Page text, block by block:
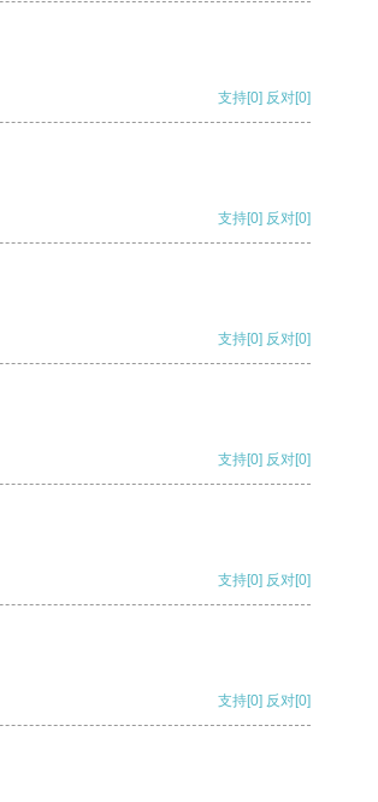
支持[0] 反对[0]
支持[0] 反对[0]
支持[0] 反对[0]
支持[0] 反对[0]
支持[0] 反对[0]
支持[0] 反对[0]